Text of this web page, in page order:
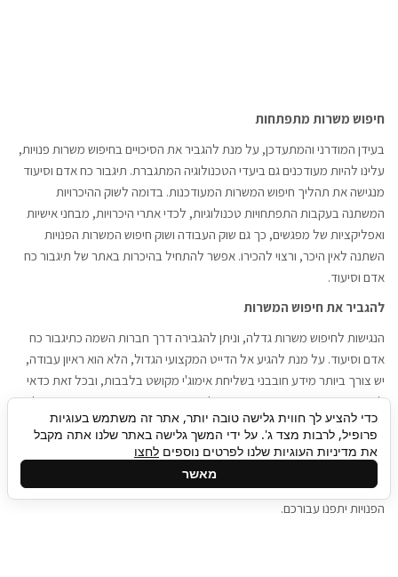
חיפוש משרות מתפתחות
בעידן המודרני והמתעדכן, על מנת להגביר את הסיכויים בחיפוש משרות פנויות,
עלינו להיות מעודכנים גם ביעדי הטכנולוגיה המתגברת. תיגבור כח אדם וסיעוד
מנגישה את תהליך חיפוש המשרות המעודכנות. בדומה לשוק ההיכרויות
המשתנה בעקבות התפתחויות טכנולוגיות, לכדי אתרי היכרויות, מבחני אישיות
ואפליקציות של מפגשים, כך גם שוק העבודה ושוק חיפוש המשרות הפנויות
השתנה לאין היכר, ורצוי להכירו. אפשר להתחיל בהיכרות באתר של תיגבור כח
אדם וסיעוד.
להגביר את חיפוש המשרות
הנגישות לחיפוש משרות גדלה, וניתן להגבירה דרך חברות השמה כתיגבור כח
אדם וסיעוד. על מנת להגיע אל הדייט המקצועי הגדול, הלא הוא ראיון עבודה,
יש צורך ביותר מידע חובבני בשליחת אימוג'י מקושט בלבבות, ובכל זאת כדאי
להגיע בגישה שתמשוך את תשומת הלב וגם כאן תיגבור כח אדם וסיעוד תוכל
להועיל. כדאי להתאזר בסבלנות בתהליך חיפוש משרות בעידן המסרים
המידיים, ולזכור שלמציעי המשרות כבר יש עבודה, והם לא תמיד מתפנים אל
קורות החיים שלכם באותו רגע בו התחלתם בתהליך חיפוש המשרות. כדאי
לפתח קצת סבלנות, אולי תפתחו בינתיים כמה אפליקציות, עד שהמשרות
הפנויות יתפנו עבורכם.
גלילה
לראש
כדי להציע לך חווית גלישה טובה יותר, אתר זה משתמש בעוגיות
פרופיל, לרבות מצד ג'. על ידי המשך גלישה באתר שלנו אתה מקבל
את מדיניות העוגיות שלנו לפרטים נוספים לחצו
מאשר